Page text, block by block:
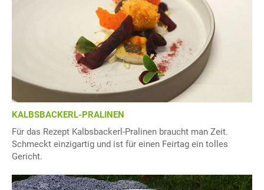
KALBSBACKERL-PRALINEN
Für das Rezept Kalbsbackerl-Pralinen braucht man Zeit.
Schmeckt einzigartig und ist für einen Feirtag ein tolles
Gericht.